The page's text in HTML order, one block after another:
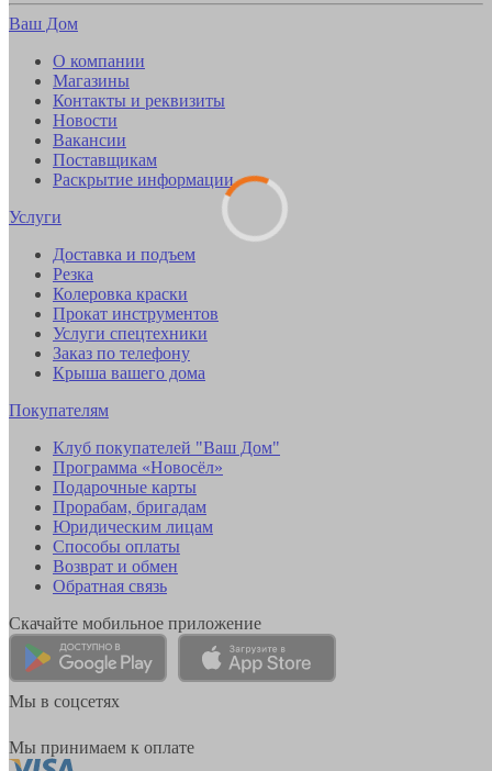
Ваш Дом
О компании
Магазины
Контакты и реквизиты
Новости
Вакансии
Поставщикам
Раскрытие информации
Услуги
Доставка и подъем
Резка
Колеровка краски
Прокат инструментов
Услуги спецтехники
Заказ по телефону
Крыша вашего дома
Покупателям
Клуб покупателей "Ваш Дом"
Программа «Новосёл»
Подарочные карты
Прорабам, бригадам
Юридическим лицам
Способы оплаты
Возврат и обмен
Обратная связь
Скачайте мобильное приложение
Мы в соцсетях
Мы принимаем к оплате